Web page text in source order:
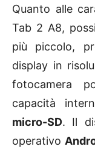
Quanto alle
Tab 2 A8,
più piccolo,
display in
fotocamera
capacità
micro-SD. Il
operativo